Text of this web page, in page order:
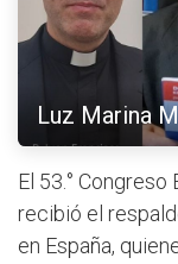
Luz Marina
El 53.°
recibió el
en España,